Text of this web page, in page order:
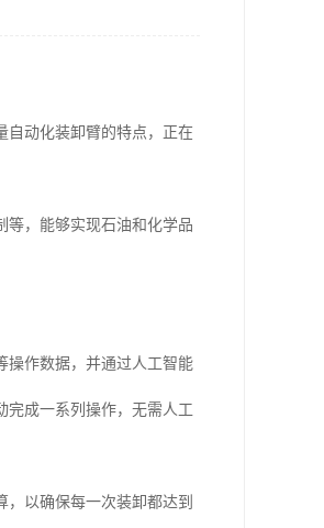
自动化装卸臂的特点，正在
等，能够实现石油和化学品
操作数据，并通过人工智能
完成一系列操作，无需人工
以确保每一次装卸都达到